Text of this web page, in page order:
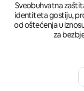
Sveobuhvatna
identiteta gostiju,
od oštećenja u
za